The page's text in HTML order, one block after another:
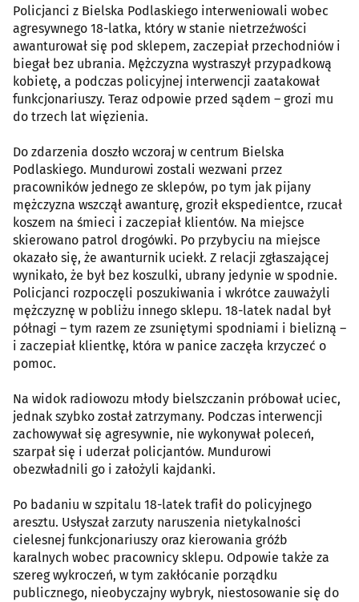
Policjanci z Bielska Podlaskiego interweniowali wobec
agresywnego 18-latka, który w stanie nietrzeźwości
awanturował się pod sklepem, zaczepiał przechodniów i
biegał bez ubrania. Mężczyzna wystraszył przypadkową
kobietę, a podczas policyjnej interwencji zaatakował
funkcjonariuszy. Teraz odpowie przed sądem – grozi mu
do trzech lat więzienia.
Do zdarzenia doszło wczoraj w centrum Bielska
Podlaskiego. Mundurowi zostali wezwani przez
pracowników jednego ze sklepów, po tym jak pijany
mężczyzna wszczął awanturę, groził ekspedientce, rzucał
koszem na śmieci i zaczepiał klientów. Na miejsce
skierowano patrol drogówki. Po przybyciu na miejsce
okazało się, że awanturnik uciekł. Z relacji zgłaszającej
wynikało, że był bez koszulki, ubrany jedynie w spodnie.
Policjanci rozpoczęli poszukiwania i wkrótce zauważyli
mężczyznę w pobliżu innego sklepu. 18-latek nadal był
półnagi – tym razem ze zsuniętymi spodniami i bielizną –
i zaczepiał klientkę, która w panice zaczęła krzyczeć o
pomoc.
Na widok radiowozu młody bielszczanin próbował uciec,
jednak szybko został zatrzymany. Podczas interwencji
zachowywał się agresywnie, nie wykonywał poleceń,
szarpał się i uderzał policjantów. Mundurowi
obezwładnili go i założyli kajdanki.
Po badaniu w szpitalu 18-latek trafił do policyjnego
aresztu. Usłyszał zarzuty naruszenia nietykalności
cielesnej funkcjonariuszy oraz kierowania gróźb
karalnych wobec pracownicy sklepu. Odpowie także za
szereg wykroczeń, w tym zakłócanie porządku
publicznego, nieobyczajny wybryk, niestosowanie się do